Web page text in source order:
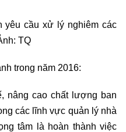
yêu cầu xử lý nghiêm các
TQ
trong năm 2016:
nâng cao chất lượng ban
các lĩnh vực quản lý nhà
tâm là hoàn thành việc